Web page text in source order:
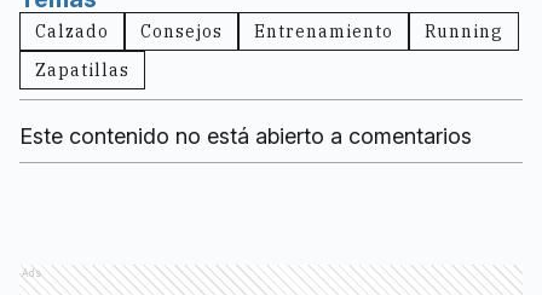
Calzado Consejos Entrenamiento
Running
Zapatillas
Este contenido no está abierto a comentarios
Ads